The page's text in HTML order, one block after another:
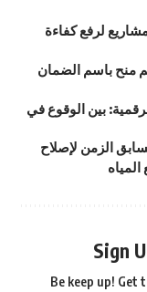
مشاريع لرفع كفاءة
منح باسم الضمان
بين الوقوع في
الزمن لإصلاح
Sign
Be keep up! Get